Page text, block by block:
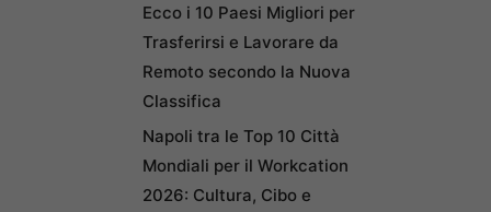
Ecco i 10 Paesi Migliori per
Trasferirsi e Lavorare da
Remoto secondo la Nuova
Classifica
Napoli tra le Top 10 Città
Mondiali per il Workcation
2026: Cultura, Cibo e